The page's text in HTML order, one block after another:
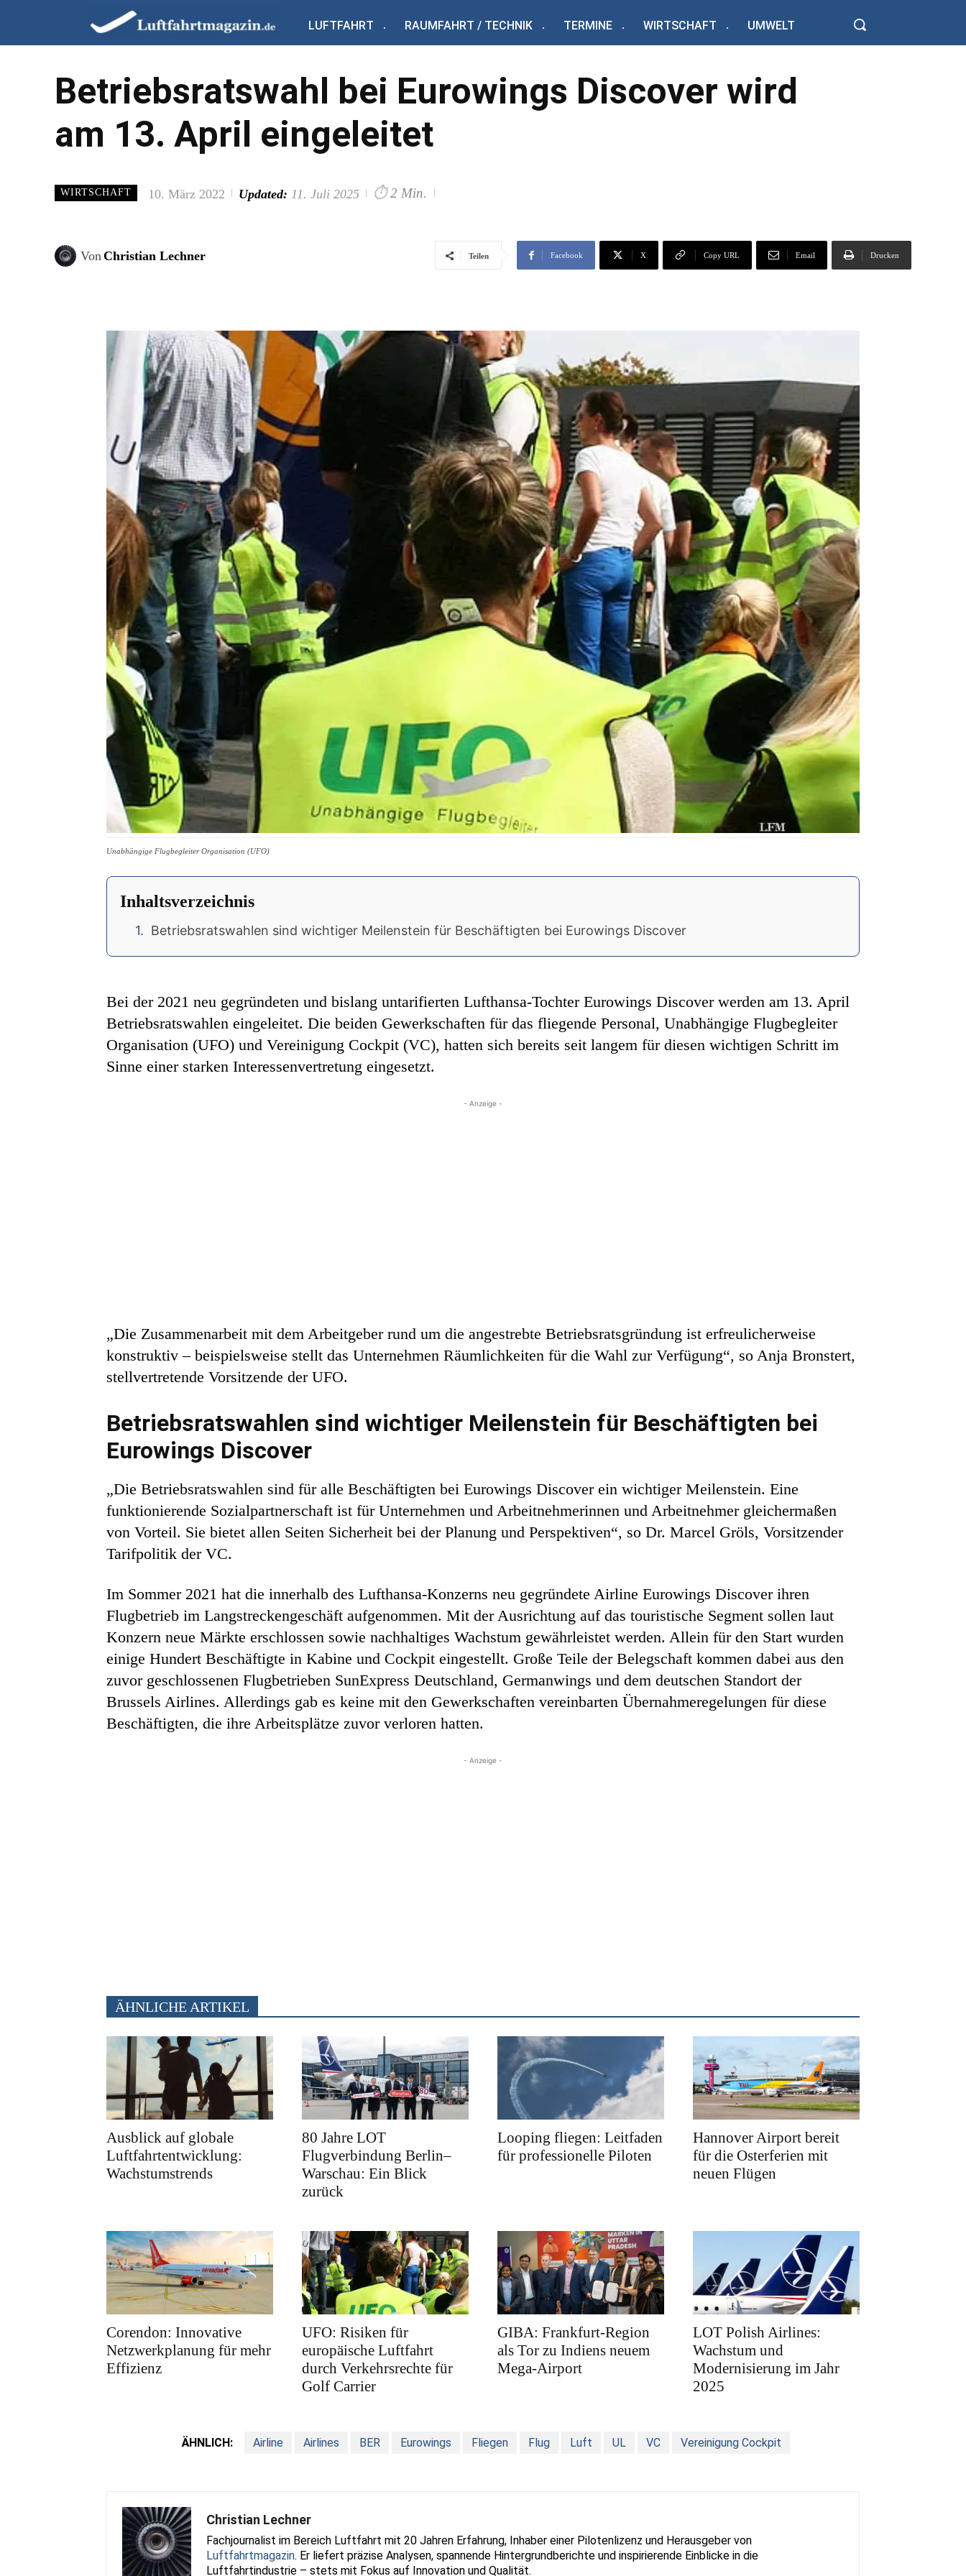
LUFTFAHRT RAUMFAHRT / TECHNIK TERMINE WIRTSCHAFT UMWELT
Betriebsratswahl bei Eurowings Discover wird
am 13. April eingeleitet
WIRTSCHAFT 10. März 2022 Updated: 11. Juli 2025 ⏱ 2 Min.
VonChristian Lechner Teilen Facebook X Copy URL Email Drucken
Unabhängige Flugbegleiter Organisation (UFO)
Inhaltsverzeichnis
Betriebsratswahlen sind wichtiger Meilenstein für Beschäftigten bei Eurowings Discover
Bei der 2021 neu gegründeten und bislang untarifierten Lufthansa-Tochter Eurowings Discover werden am 13. April
Betriebsratswahlen eingeleitet. Die beiden Gewerkschaften für das fliegende Personal, Unabhängige Flugbegleiter
Organisation (UFO) und Vereinigung Cockpit (VC), hatten sich bereits seit langem für diesen wichtigen Schritt im
Sinne einer starken Interessenvertretung eingesetzt.
- Anzeige -
„Die Zusammenarbeit mit dem Arbeitgeber rund um die angestrebte Betriebsratsgründung ist erfreulicherweise
konstruktiv – beispielsweise stellt das Unternehmen Räumlichkeiten für die Wahl zur Verfügung“, so Anja Bronstert,
stellvertretende Vorsitzende der UFO.
Betriebsratswahlen sind wichtiger Meilenstein für Beschäftigten bei
Eurowings Discover
„Die Betriebsratswahlen sind für alle Beschäftigten bei Eurowings Discover ein wichtiger Meilenstein. Eine
funktionierende Sozialpartnerschaft ist für Unternehmen und Arbeitnehmerinnen und Arbeitnehmer gleichermaßen
von Vorteil. Sie bietet allen Seiten Sicherheit bei der Planung und Perspektiven“, so Dr. Marcel Gröls, Vorsitzender
Tarifpolitik der VC.
Im Sommer 2021 hat die innerhalb des Lufthansa-Konzerns neu gegründete Airline Eurowings Discover ihren
Flugbetrieb im Langstreckengeschäft aufgenommen. Mit der Ausrichtung auf das touristische Segment sollen laut
Konzern neue Märkte erschlossen sowie nachhaltiges Wachstum gewährleistet werden. Allein für den Start wurden
einige Hundert Beschäftigte in Kabine und Cockpit eingestellt. Große Teile der Belegschaft kommen dabei aus den
zuvor geschlossenen Flugbetrieben SunExpress Deutschland, Germanwings und dem deutschen Standort der
Brussels Airlines. Allerdings gab es keine mit den Gewerkschaften vereinbarten Übernahmeregelungen für diese
Beschäftigten, die ihre Arbeitsplätze zuvor verloren hatten.
- Anzeige -
ÄHNLICHE ARTIKEL
Ausblick auf globale
Luftfahrtentwicklung:
Wachstumstrends
80 Jahre LOT
Flugverbindung Berlin–
Warschau: Ein Blick
zurück
Looping fliegen: Leitfaden
für professionelle Piloten
Hannover Airport bereit
für die Osterferien mit
neuen Flügen
Corendon: Innovative
Netzwerkplanung für mehr
Effizienz
UFO: Risiken für
europäische Luftfahrt
durch Verkehrsrechte für
Golf Carrier
GIBA: Frankfurt-Region
als Tor zu Indiens neuem
Mega-Airport
LOT Polish Airlines:
Wachstum und
Modernisierung im Jahr
2025
ÄHNLICH: Airline Airlines BER Eurowings Fliegen Flug Luft UL VC Vereinigung Cockpit
Christian Lechner
Fachjournalist im Bereich Luftfahrt mit 20 Jahren Erfahrung, Inhaber einer Pilotenlizenz und Herausgeber von
Luftfahrtmagazin. Er liefert präzise Analysen, spannende Hintergrundberichte und inspirierende Einblicke in die
Luftfahrtindustrie – stets mit Fokus auf Innovation und Qualität.